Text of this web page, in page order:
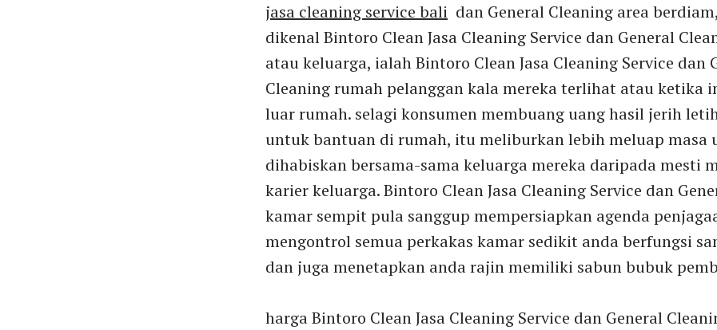
jasa cleaning service bali dan General Cleaning area
dikenal Bintoro Clean Jasa Cleaning Service dan General
atau keluarga, ialah Bintoro Clean Jasa Cleaning Service dan
Cleaning rumah pelanggan kala mereka terlihat atau ketika
luar rumah. selagi konsumen membuang uang hasil jerih
untuk bantuan di rumah, itu meliburkan lebih meluap masa
dihabiskan bersama-sama keluarga mereka daripada mesti
karier keluarga. Bintoro Clean Jasa Cleaning Service dan
kamar sempit pula sanggup mempersiapkan agenda
mengontrol semua perkakas kamar sedikit anda berfungsi
dan juga menetapkan anda rajin memiliki sabun bubuk
harga Bintoro Clean Jasa Cleaning Service dan General